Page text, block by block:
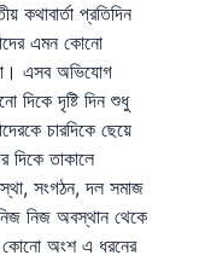
প্রতিদিন
এমন কোনো
এসব অভিযোগ
দিকে দৃষ্টি দিন শুধু
চারদিকে ছেয়ে
দিকে তাকালে
সংগঠন, দল সমাজ
নিজ অবস্থান থেকে
অংশ এ ধরনের